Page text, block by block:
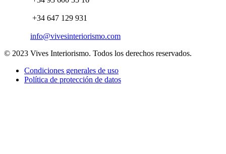
+34 647 129 931
info@vivesinteriorismo.com
© 2023 Vives Interiorismo. Todos los derechos reservados.
Condiciones generales de uso
Política de protección de datos